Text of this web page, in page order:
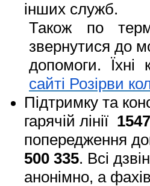
інших служб.
Також по
звернутися до
допомоги.
сайті Розірви
Підтримку та
гарячій лінії 1547
попередження
500 335. Всі
анонімно, а